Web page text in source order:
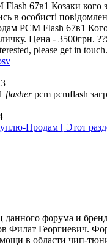
67в1 Козаки кого
в особисті
PCM Flash 67в1 Кого
Цена - 3500грн.
please get in
flasher pcm pcmflash
Продам [ Этот
данного форума и
Филат Георгиевич.
в области чип-